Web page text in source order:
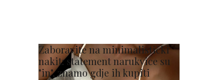
Zaboravite na minimalistički
nakit: statement narukvice su
"in", znamo gdje ih kupiti